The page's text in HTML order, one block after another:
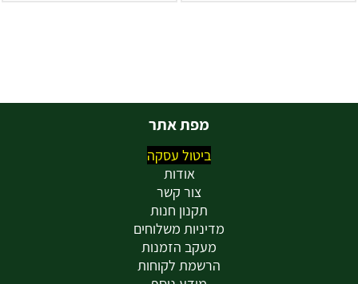
מפת אתר
ביטול עסקה
אודות
צור קשר
תקנון חנות
מדיניות משלוחים
מעקב הזמנות
הרשמת לקוחות